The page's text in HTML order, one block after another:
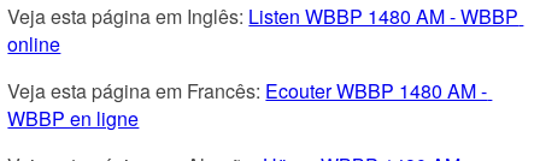
Veja esta página em Inglês: Listen WBBP 1480 AM - WBBP
online
Veja esta página em Francês: Ecouter WBBP 1480 AM -
WBBP en ligne